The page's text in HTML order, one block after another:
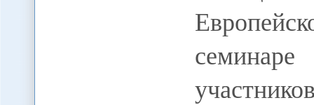
семинаре